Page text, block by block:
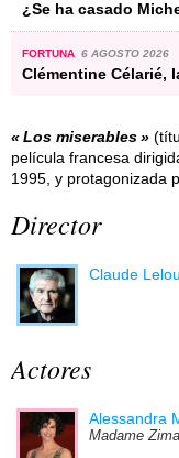
¿Se ha casado
FORTUNA 6 AGOSTO 2026
Clémentine Célarié,
Los miserables
película francesa
1995, y protagonizada
Director
Claude
Actores
Alessandra
Madame